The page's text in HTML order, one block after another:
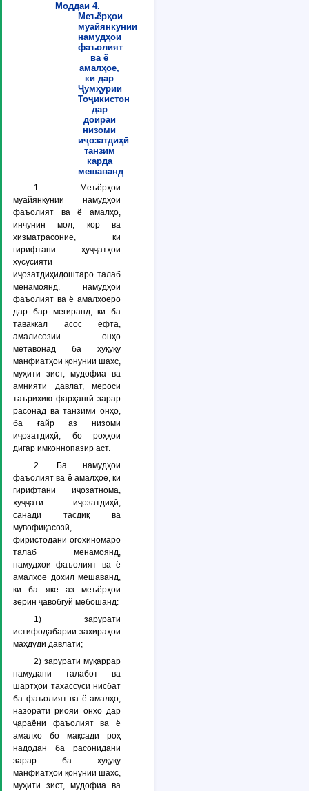
Моддаи 4.
Меъёрҳои
муайянкунии
намудҳои
фаъолият
ва ё
амалҳое,
ки дар
Ҷумҳурии
Тоҷикистон
дар
доираи
низоми
иҷозатдиҳӣ
танзим
карда
мешаванд
1. Меъёрҳои
муайянкунии намудҳои
фаъолият ва ё амалҳо,
инчунин мол, кор ва
хизматрасоние, ки
гирифтани ҳуҷҷатҳои
хусусияти
иҷозатдиҳидоштаро талаб
менамоянд, намудҳои
фаъолият ва ё амалҳоеро
дар бар мегиранд, ки ба
таваккал асос ёфта,
амалисозии онҳо
метавонад ба ҳуқуқу
манфиатҳои қонунии шахс,
муҳити зист, мудофиа ва
амнияти давлат, мероси
таърихию фарҳангӣ зарар
расонад ва танзими онҳо,
ба ғайр аз низоми
иҷозатдиҳӣ, бо роҳҳои
дигар имконнопазир аст.
2. Ба намудҳои
фаъолият ва ё амалҳое, ки
гирифтани иҷозатнома,
ҳуҷҷати иҷозатдиҳӣ,
санади тасдиқ ва
мувофиқасозӣ,
фиристодани огоҳиномаро
талаб менамоянд,
намудҳои фаъолият ва ё
амалҳое дохил мешаванд,
ки ба яке аз меъёрҳои
зерин ҷавобгӯй мебошанд:
1) зарурати
истифодабарии захираҳои
маҳдуди давлатӣ;
2) зарурати муқаррар
намудани талабот ва
шартҳои тахассусӣ нисбат
ба фаъолият ва ё амалҳо,
назорати риояи онҳо дар
ҷараёни фаъолият ва ё
амалҳо бо мақсади роҳ
надодан ба расонидани
зарар ба ҳуқуқу
манфиатҳои қонунии шахс,
муҳити зист, мудофиа ва